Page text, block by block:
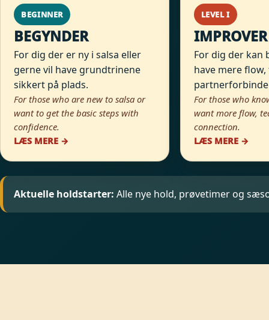
BEGINNER
BEGYNDER
For dig der er ny i salsa eller
gerne vil have grundtrinene
sikkert på plads.
For those who are new to salsa or
want to get the basic steps with
confidence.
LÆS MERE →
LEVEL I
IMPROVER
For dig der kan
have mere
For those who
want more flow,
connection.
LÆS MERE →
Aktuelle holdstarter: Alle nye hold, prøvetimer og